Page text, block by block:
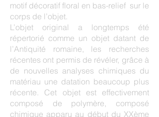
motif décoratif floral en bas-relief sur le
corps de l’objet.
L’objet original a longtemps été
répertorié comme un objet datant de
l’Antiquité romaine, les recherches
récentes ont permis de révéler, grâce à
de nouvelles analyses chimiques du
matériau une datation beaucoup plus
récente. Cet objet est effectivement
composé de polymère, composé
chimique apparu au début du XXème